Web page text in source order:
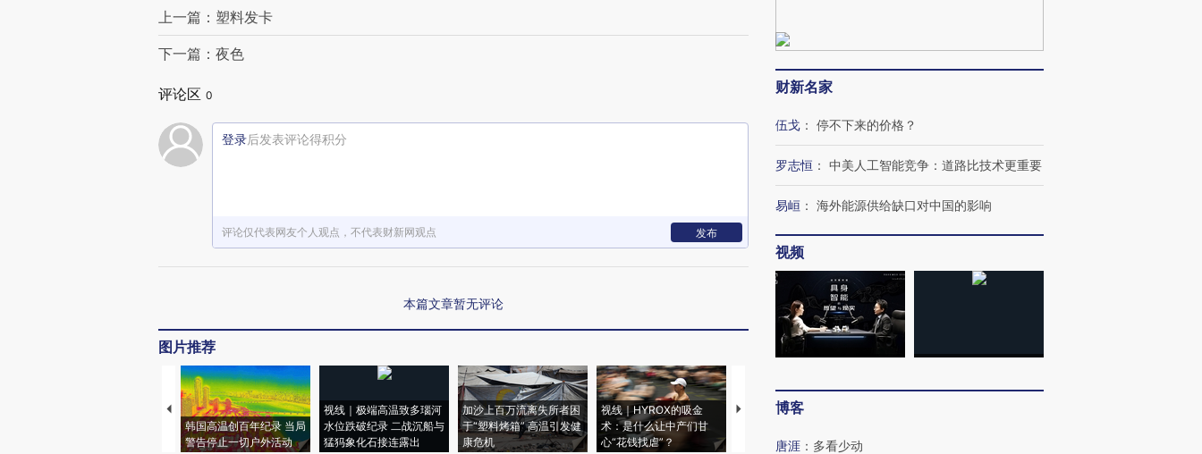
上一篇：塑料发卡
下一篇：夜色
评论区 0
登录后发表评论得积分
评论仅代表网友个人观点，不代表财新网观点 发布
本篇文章暂无评论
图片推荐
韩国高温创百年纪录 当局
警告停止一切户外活动
视线｜极端高温致多瑙河
水位跌破纪录 二战沉船与
猛犸象化石接连露出
加沙上百万流离失所者困
于“塑料烤箱” 高温引发健
康危机
视线｜HYROX的吸金
术：是什么让中产们甘
心“花钱找虐”？
马航飞行员跨国走私7万
财新名家
伍戈 ： 停不下来的价格？
罗志恒 ： 中美人工智能竞争：道路比技术更重要
易峘 ： 海外能源供给缺口对中国的影响
视频
博客
唐涯 ： 多看少动